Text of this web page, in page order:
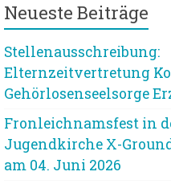
Neueste Beiträge
Stellenausschreibung:
Elternzeitvertretung
Gehörlosenseelsorge
Fronleichnamsfest in
Jugendkirche X-
am 04. Juni 2026